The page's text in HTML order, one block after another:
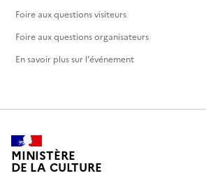
Foire aux questions visiteurs
Foire aux questions organisateurs
En savoir plus sur l'événement
MINISTÈRE
DE LA CULTURE